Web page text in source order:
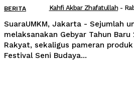
BERITA Kahfi Akbar Zhafatullah -
SuaraUMKM, Jakarta - Sejumlah
melaksanakan Gebyar Tahun
Rakyat, sekaligus pameran
Festival Seni Budaya...